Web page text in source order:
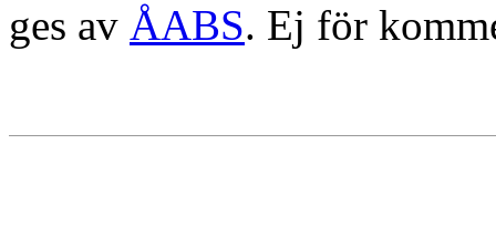
ges av ÅABS. Ej för